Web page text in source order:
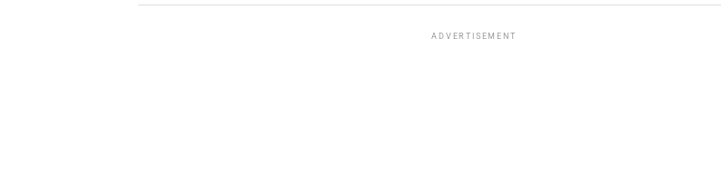
ADVERTISEMENT